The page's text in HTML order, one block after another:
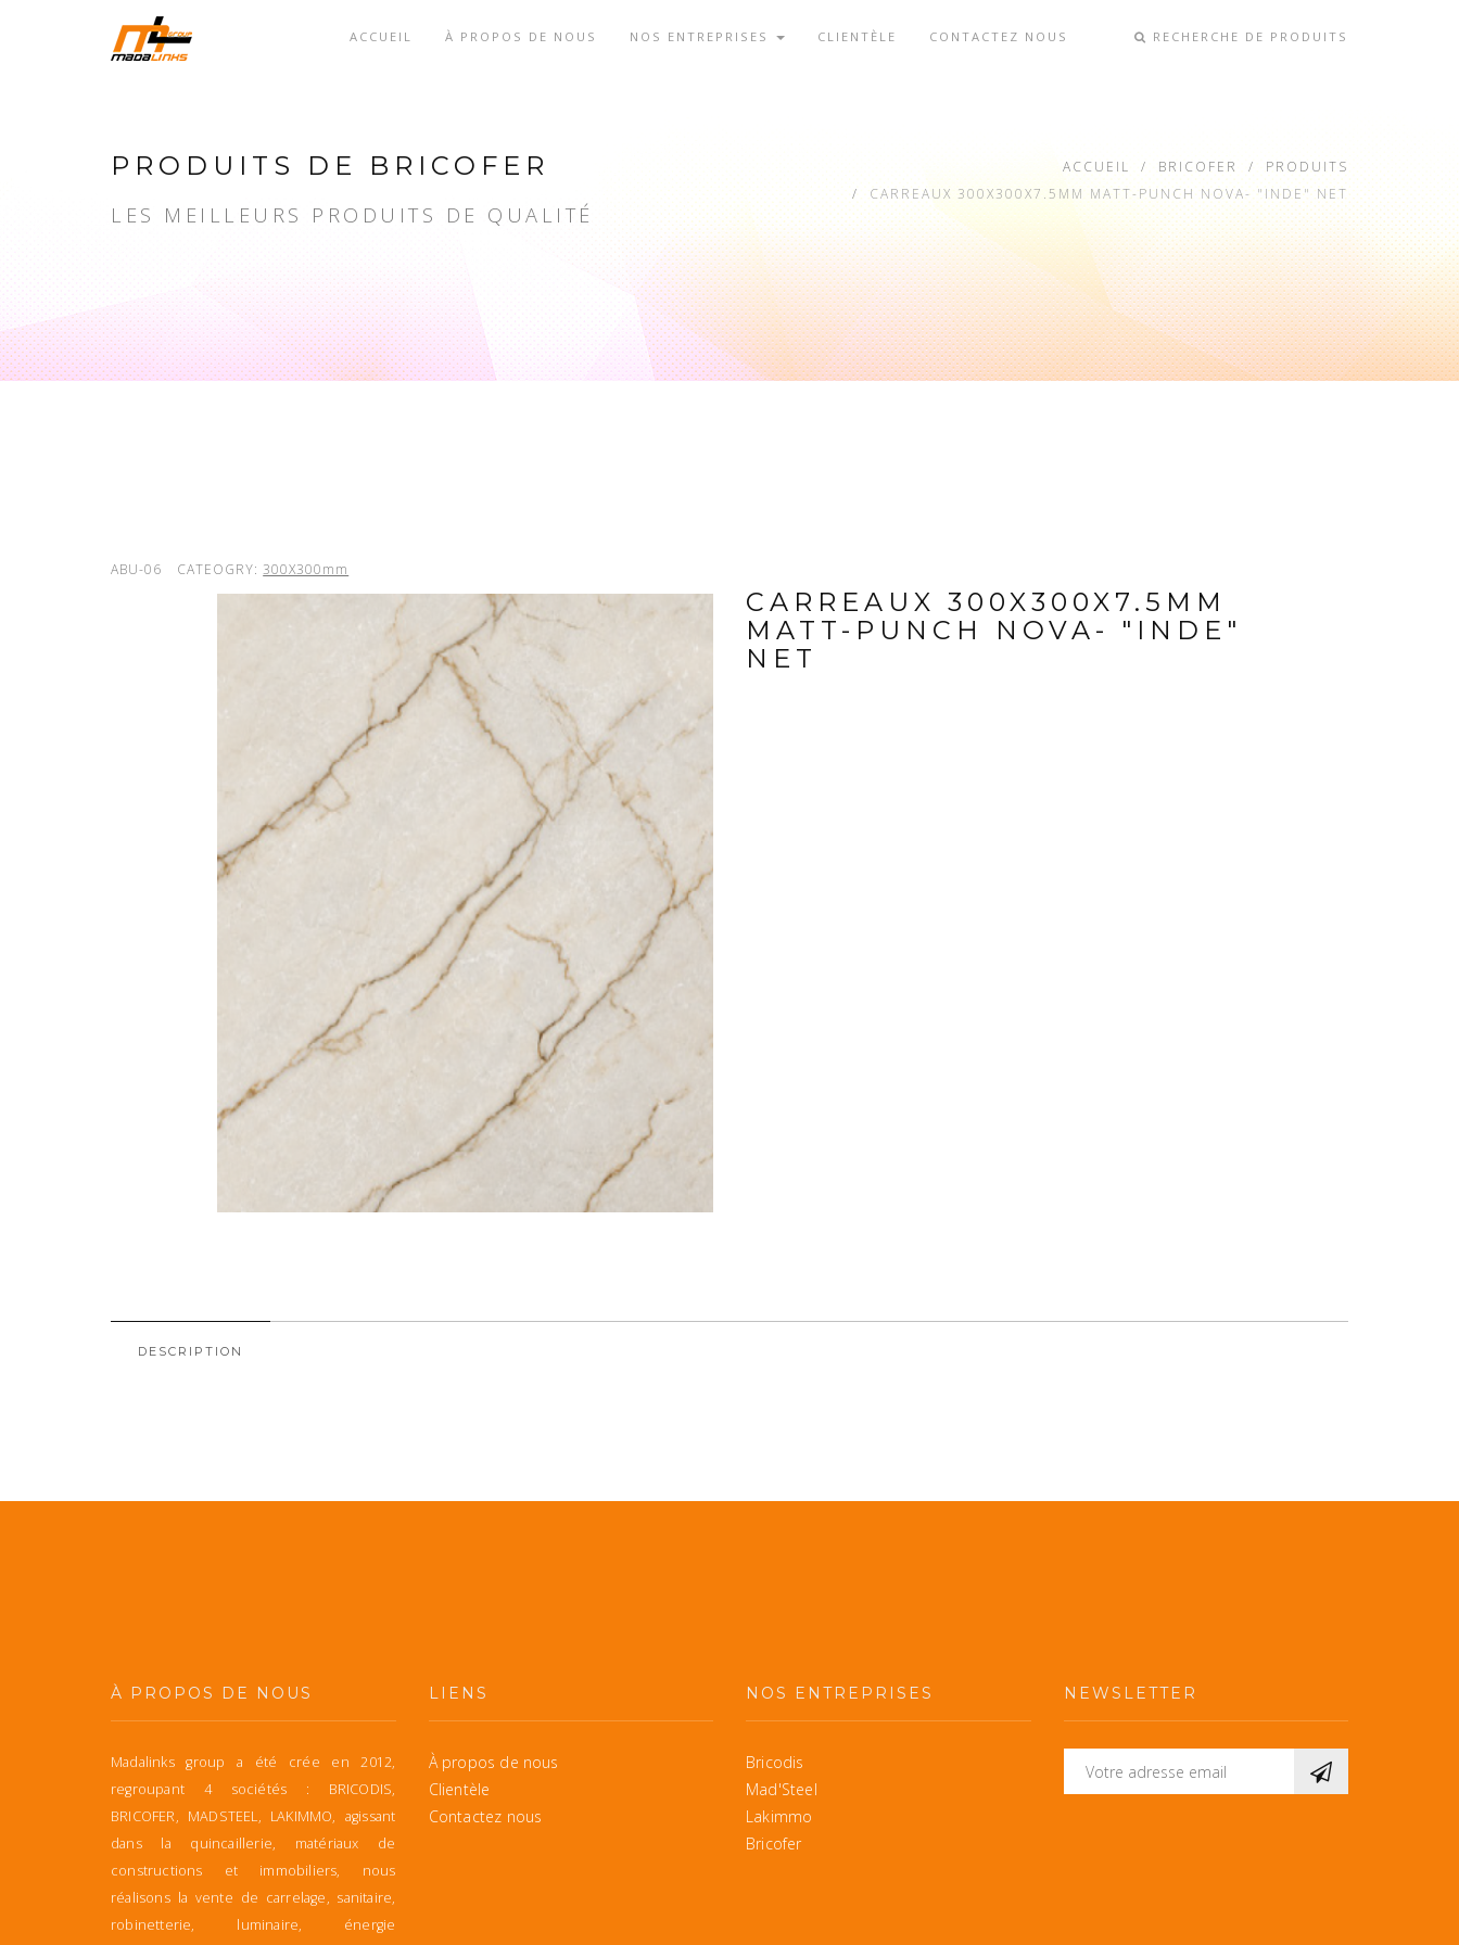
ACCUEIL À PROPOS DE NOUS NOS ENTREPRISES CLIENTÈLE CONTACTEZ NOUS RECHERCHE DE PRODUITS
PRODUITS DE BRICOFER
LES MEILLEURS PRODUITS DE QUALITÉ
ACCUEIL BRICOFER
PRODUITS
CARREAUX 300X300X7.5MM MATT-PUNCH NOVA- "INDE" NET
ABU-06 CATEOGRY:300X300mm
CARREAUX 300X300X7.5MM
MATT-PUNCH NOVA- "INDE"
NET
DESCRIPTION
À PROPOS DE NOUS
Madalinks group a été crée en 2012,
regroupant 4 sociétés : BRICODIS,
BRICOFER, MADSTEEL, LAKIMMO, agissant
dans la quincaillerie, matériaux de
constructions et immobiliers, nous
réalisons la vente de carrelage, sanitaire,
robinetterie, luminaire, énergie
LIENS
À propos de nous
Clientèle
Contactez nous
NOS ENTREPRISES
Bricodis
Mad'Steel
Lakimmo
Bricofer
NEWSLETTER